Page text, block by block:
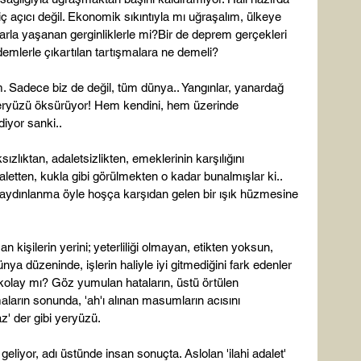
değil. Ekonomik sıkıntıyla mı uğraşalım, ülkeye
yaşanan gerginliklerle mi?Bir de deprem gerçekleri
çıkartılan tartışmalara ne demeli?
biz de değil, tüm dünya.. Yangınlar, yanardağ
öksürüyor! Hem kendini, hem üzerinde
sanki..
adaletsizlikten, emeklerinin karşılığını
kukla gibi görülmekten o kadar bunalmışlar ki..
öyle hoşça karşıdan gelen bir ışık hüzmesine
kişilerin yerini; yeterliliği olmayan, etikten yoksun,
düzeninde, işlerin haliyle iyi gitmediğini fark edenler
mı? Göz yumulan hataların, üstü örtülen
sonunda, 'ah'ı alınan masumların acısını
der gibi yeryüzü.
adı üstünde insan sonuçta. Aslolan 'ilahi adalet'